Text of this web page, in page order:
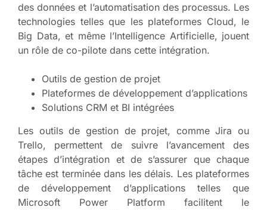
des données et l’automatisation des processus. Les
technologies telles que les plateformes Cloud, le
Big Data, et même l’Intelligence Artificielle, jouent
un rôle de co-pilote dans cette intégration.
Outils de gestion de projet
Plateformes de développement d’applications
Solutions CRM et BI intégrées
Les outils de gestion de projet, comme Jira ou
Trello, permettent de suivre l’avancement des
étapes d’intégration et de s’assurer que chaque
tâche est terminée dans les délais. Les plateformes
de développement d’applications telles que
Microsoft Power Platform facilitent le